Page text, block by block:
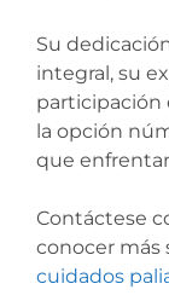
Su
integral, su
participación
la opción
que
Contáctese
conocer más
cuidados